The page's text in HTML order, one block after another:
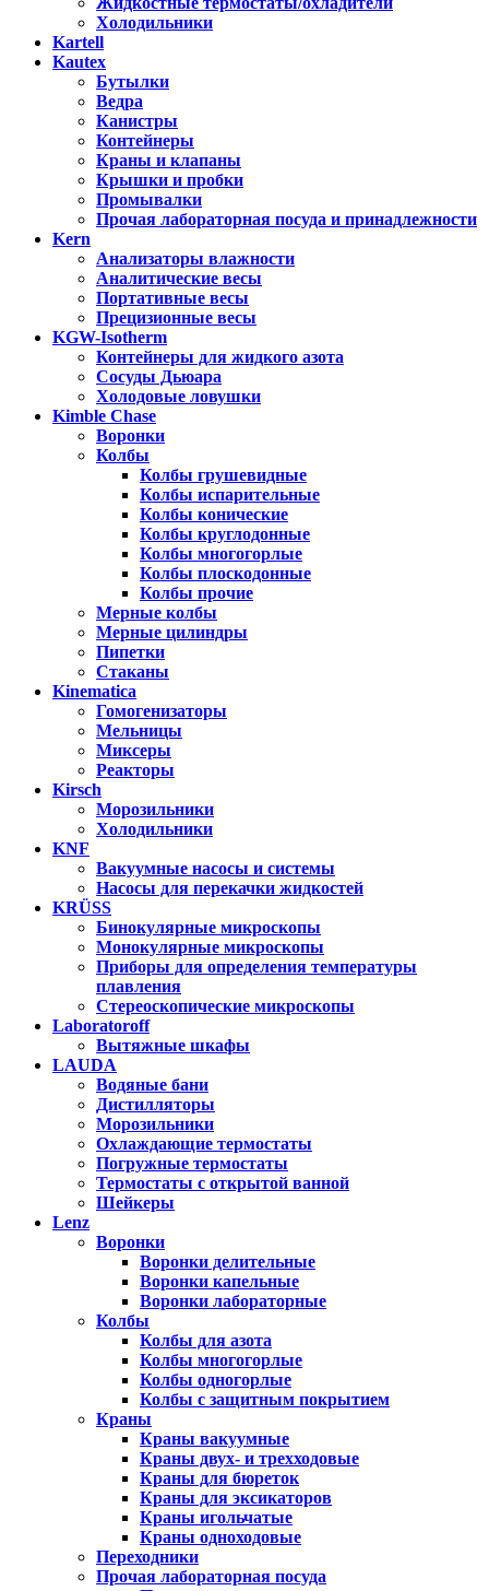
Холодильники
Kartell
Kautex
Бутылки
Ведра
Канистры
Контейнеры
Краны и клапаны
Крышки и пробки
Промывалки
Прочая лабораторная посуда и принадлежности
Kern
Анализаторы влажности
Аналитические весы
Портативные весы
Прецизионные весы
KGW-Isotherm
Контейнеры для жидкого азота
Сосуды Дьюара
Холодовые ловушки
Kimble Chase
Воронки
Колбы
Колбы грушевидные
Колбы испарительные
Колбы конические
Колбы круглодонные
Колбы многогорлые
Колбы плоскодонные
Колбы прочие
Мерные колбы
Мерные цилиндры
Пипетки
Стаканы
Kinematica
Гомогенизаторы
Мельницы
Миксеры
Реакторы
Kirsch
Морозильники
Холодильники
KNF
Вакуумные насосы и системы
Насосы для перекачки жидкостей
KRÜSS
Бинокулярные микроскопы
Монокулярные микроскопы
Приборы для определения температуры
плавления
Стереоскопические микроскопы
Laboratoroff
Вытяжные шкафы
LAUDA
Водяные бани
Дистилляторы
Морозильники
Охлаждающие термостаты
Погружные термостаты
Термостаты с открытой ванной
Шейкеры
Lenz
Воронки
Воронки делительные
Воронки капельные
Воронки лабораторные
Колбы
Колбы для азота
Колбы многогорлые
Колбы одногорлые
Колбы с защитным покрытием
Краны
Краны вакуумные
Краны двух- и трехходовые
Краны для бюреток
Краны для эксикаторов
Краны игольчатые
Краны одноходовые
Переходники
Прочая лабораторная посуда